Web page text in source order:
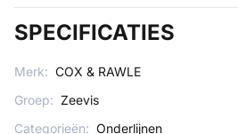
SPECIFICATIES
Merk: COX & RAWLE
Groep: Zeevis
Categorieën: Onderlijnen